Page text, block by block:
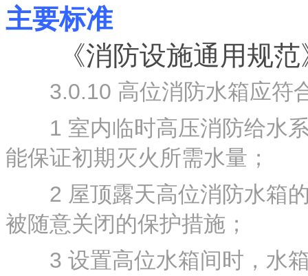
主要标准
《消防设施通用规范
3.0.10 高位消防水箱应符
1 室内临时高压消防给水系
能保证初期灭火所需水量；
2 屋顶露天高位消防水箱的
被随意关闭的保护措施；
3 设置高位水箱间时，水箱